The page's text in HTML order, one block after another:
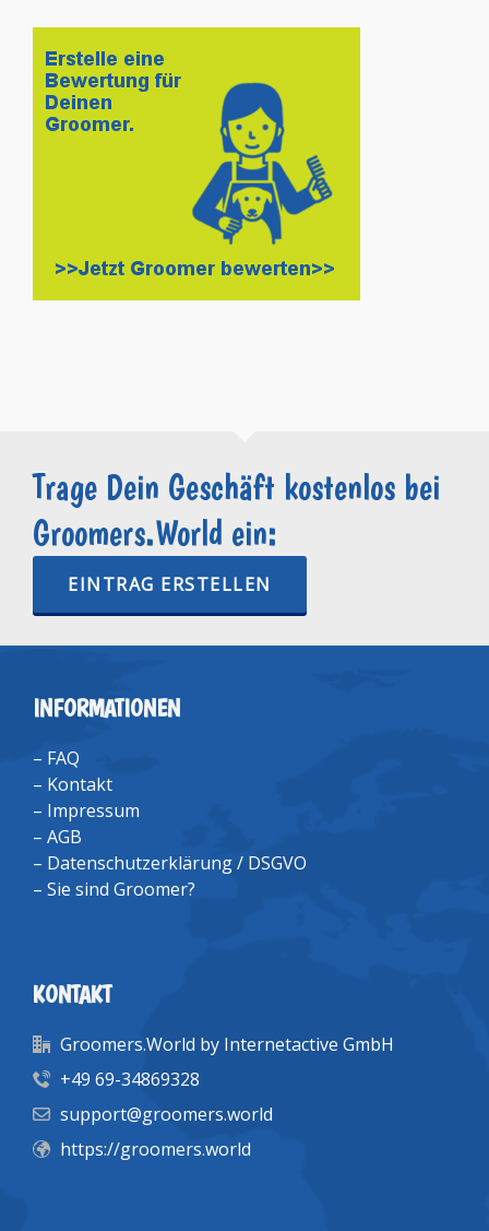
Trage Dein Geschäft kostenlos bei
Groomers.World ein:
EINTRAG ERSTELLEN
INFORMATIONEN
– FAQ
– Kontakt
– Impressum
– AGB
– Datenschutzerklärung / DSGVO
– Sie sind Groomer?
KONTAKT
Groomers.World by Internetactive GmbH
+49 69-34869328
support@groomers.world
https://groomers.world